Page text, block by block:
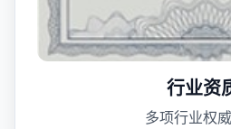
行业资
多项行业权